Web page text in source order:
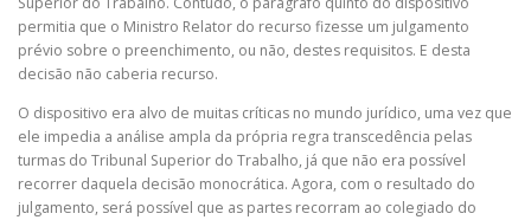
permitia que o Ministro Relator do recurso fizesse um julgamento
prévio sobre o preenchimento, ou não, destes requisitos. E desta
decisão não caberia recurso.
O dispositivo era alvo de muitas críticas no mundo jurídico, uma vez que
ele impedia a análise ampla da própria regra transcedência pelas
turmas do Tribunal Superior do Trabalho, já que não era possível
recorrer daquela decisão monocrática. Agora, com o resultado do
julgamento, será possível que as partes recorram ao colegiado do